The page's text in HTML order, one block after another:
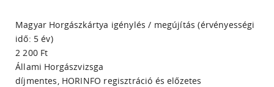
Magyar Horgászkártya igénylés / megújítás (érvényességi
idő: 5 év)
2 200 Ft
Állami Horgászvizsga
díjmentes, HORINFO regisztráció és előzetes